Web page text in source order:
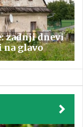
zadnji dnevi
na glavo